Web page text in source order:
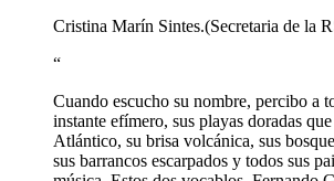
Cristina Marín Sintes.(Secretaria de la
“
Cuando escucho su nombre, percibo a
instante efímero, sus playas doradas
Atlántico, su brisa volcánica, sus
sus barrancos escarpados y todos sus